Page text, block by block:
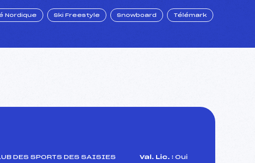
Nordique Ski Freestyle Snowboard Télémark
DES SPORTS DES SAISIES Val. Lic. : Oui